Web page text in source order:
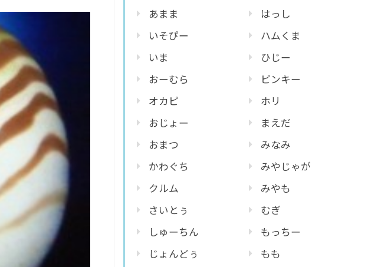
あまま
いそぴー
いま
おーむら
オカピ
おじょー
おまつ
かわぐち
クルム
さいとぅ
しゅーちん
じょんどぅ
はっし
ハムくま
ひじー
ピンキー
ホリ
まえだ
みなみ
みやじゃが
みやも
むぎ
もっちー
もも